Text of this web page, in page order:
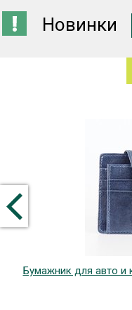
Новинки
Бумажник для авто и